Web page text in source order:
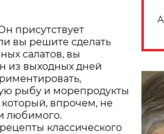
присутствует
вы решите сделать
салатов, вы
из выходных дней
рыбу и морепродукты
который, впрочем, не
любимого.
классического